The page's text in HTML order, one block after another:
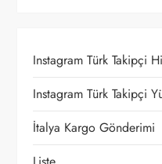
i
n
m
Instagram Türk Takipçi
Instagram Türk Takipçi
İtalya Kargo Gönderimi